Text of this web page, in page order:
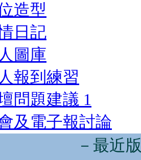
造型
日記
圖庫
報到練習
問題建議 1
及電子報討論
－最近